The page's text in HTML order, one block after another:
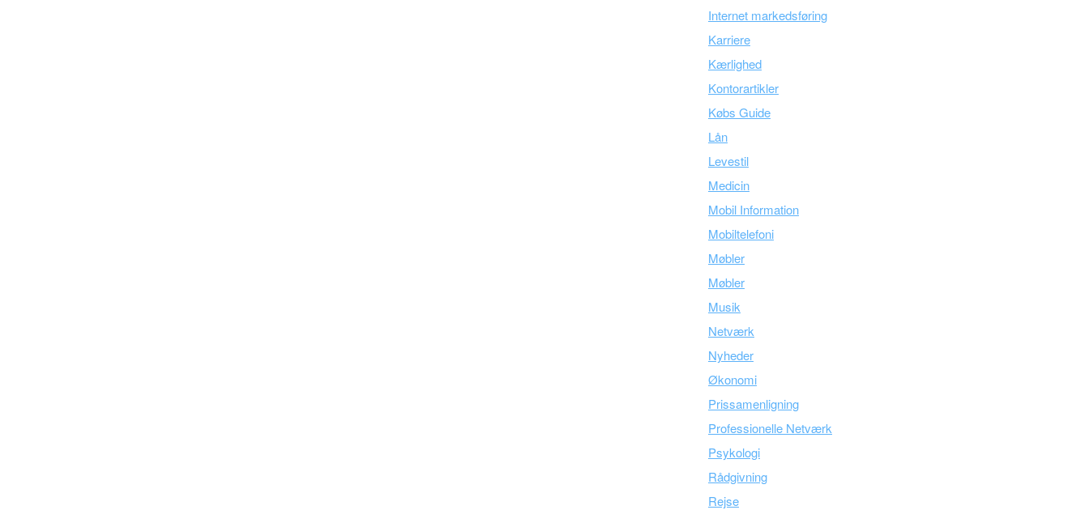
Internet markedsføring
Karriere
Kærlighed
Kontorartikler
Købs Guide
Lån
Levestil
Medicin
Mobil Information
Mobiltelefoni
Møbler
Møbler
Musik
Netværk
Nyheder
Økonomi
Prissamenligning
Professionelle Netværk
Psykologi
Rådgivning
Rejse